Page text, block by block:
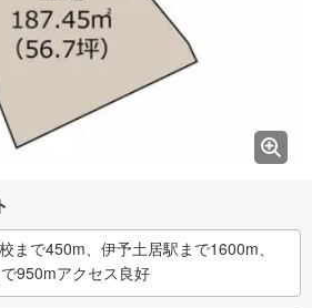
まで450m、伊予土居駅まで1600m、
950mアクセス良好